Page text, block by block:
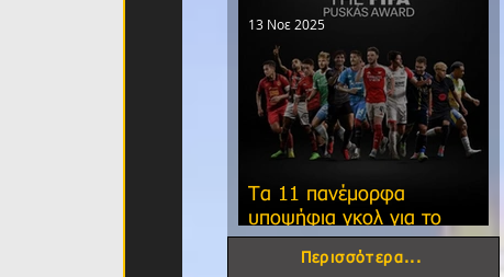
Τα 11 πανέμορφα
υποψήφια γκολ για το
φετινό FIFA Puskas Award!
13 Νοε 2025
Περισσότερα...